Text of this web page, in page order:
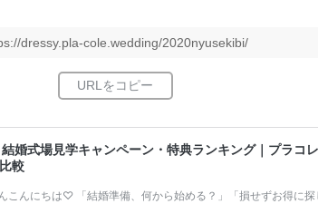
dressy.pla-cole.wedding/2020nyusekibi/
婚式場見学キャンペーン・特典ランキング｜プラコ
較
こんにちは♡ 「結婚準備、何から始める？」「損せずお得に探